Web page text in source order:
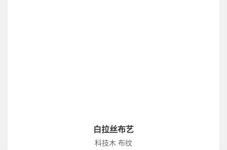
白拉丝布艺
科技木 布纹